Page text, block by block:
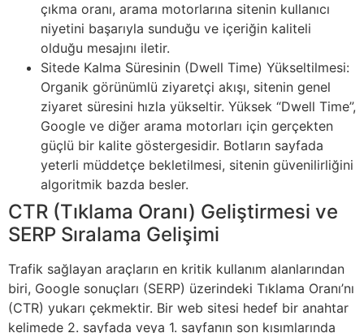
çıkma oranı, arama motorlarına sitenin kullanıcı
niyetini başarıyla sunduğu ve içeriğin kaliteli
olduğu mesajını iletir.
Sitede Kalma Süresinin (Dwell Time) Yükseltilmesi:
Organik görünümlü ziyaretçi akışı, sitenin genel
ziyaret süresini hızla yükseltir. Yüksek “Dwell Time”,
Google ve diğer arama motorları için gerçekten
güçlü bir kalite göstergesidir. Botların sayfada
yeterli müddetçe bekletilmesi, sitenin güvenilirliğini
algoritmik bazda besler.
CTR (Tıklama Oranı) Geliştirmesi ve
SERP Sıralama Gelişimi
Trafik sağlayan araçların en kritik kullanım alanlarından
biri, Google sonuçları (SERP) üzerindeki Tıklama Oranı’nı
(CTR) yukarı çekmektir. Bir web sitesi hedef bir anahtar
kelimede 2. sayfada veya 1. sayfanın son kısımlarında